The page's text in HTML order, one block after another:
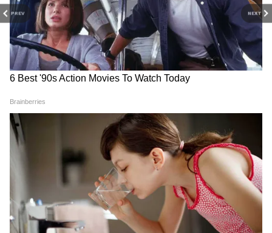
PREV NEXT
RECOMMENDED STORIES
मौसम अपडेट 7 अगस्त 2026:
दिल्ली-NCR से महाराष्ट्र तक इन
राज्यों में जमकर बरसेंगे बादल, IMD
का बारिश-तूफान अलर्ट
Weather Update 6 August
2026: दिल्ली-NCR समेत 7 राज्यों
में भारी बारिश-तूफान का अलर्ट,
IMD की बड़ी चेतावनी